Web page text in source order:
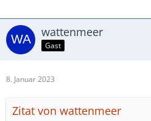
wattenmeer
Gast
8. Januar 2023
Zitat von wattenmeer